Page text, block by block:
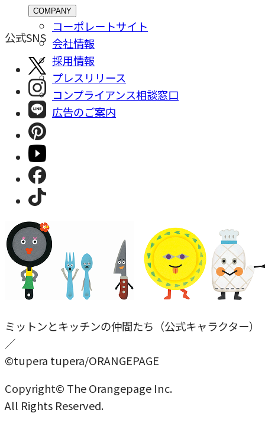
COMPANY
コーポレートサイト
会社情報
採⽤情報
プレスリリース
コンプライアンス相談窓⼝
広告のご案内
公式SNS
ミットンとキッチンの仲間たち（公式キャラクター）
／
©tupera tupera/ORANGEPAGE
Copyright© The Orangepage Inc.
All Rights Reserved.